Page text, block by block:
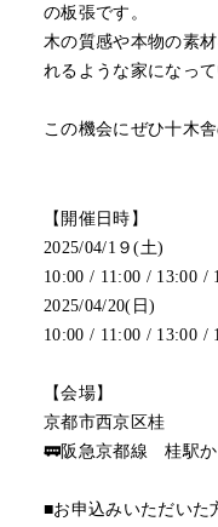
の板張です。
木の質感や本物の素
れるような家になって
この機会にぜひ十木
【開催日時】
2025/04/1９(土)
10:00 / 11:00 / 13:00 /
2025/04/20(日)
10:00 / 11:00 / 13:00 /
【会場】
京都市西京区桂
🚃阪急京都線 桂駅か
■お申込みいただいた